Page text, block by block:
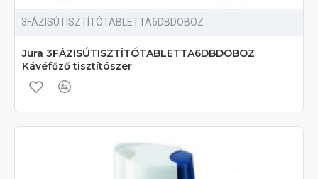
3FÁZISÚTISZTÍTÓTABLETTA6DBDOBOZ
Jura 3FÁZISÚTISZTÍTÓTABLETTA6DBDOBOZ
Kávéfőző tisztítószer